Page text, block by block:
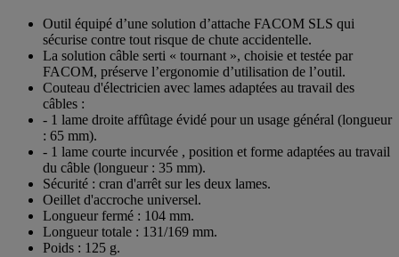
Outil équipé d’une solution d’attache FACOM SLS qui
sécurise contre tout risque de chute accidentelle.
La solution câble serti « tournant », choisie et testée par
FACOM, préserve l’ergonomie d’utilisation de l’outil.
Couteau d'électricien avec lames adaptées au travail des
câbles :
- 1 lame droite affûtage évidé pour un usage général (longueur
: 65 mm).
- 1 lame courte incurvée , position et forme adaptées au travail
du câble (longueur : 35 mm).
Sécurité : cran d'arrêt sur les deux lames.
Oeillet d'accroche universel.
Longueur fermé : 104 mm.
Longueur totale : 131/169 mm.
Poids : 125 g.